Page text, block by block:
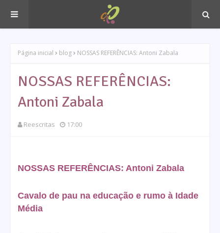
Página inicial blog NOSSAS REFERÊNCIAS: Antoni Zabala
NOSSAS REFERÊNCIAS:
Antoni Zabala
Reescritas 17:00
NOSSAS REFERÊNCIAS: Antoni Zabala
Cavalo de pau na educação e rumo à Idade
Média